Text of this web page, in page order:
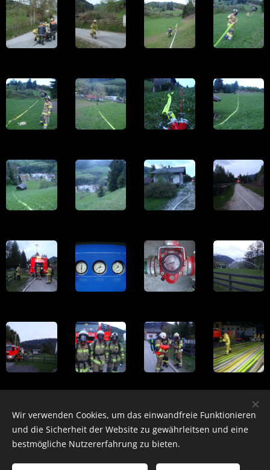
Wir verwenden Cookies, um das einwandfreie Funktionieren
und die Sicherheit der Website zu gewährleitsen und eine
bestmögliche Nutzererfahrung zu bieten.